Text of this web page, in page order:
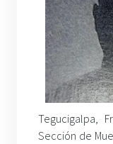
Tegucigalpa,
Sección de